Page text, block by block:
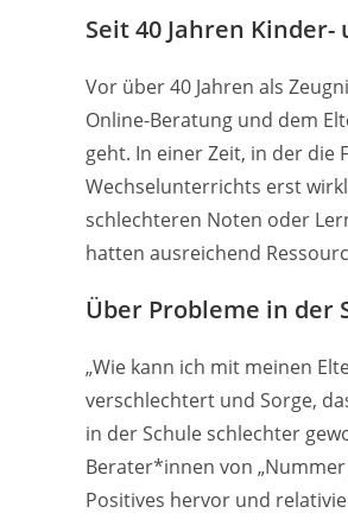
Seit 40 Jahren
Vor über 40 Jahren als
Online-Beratung und dem
geht. In einer Zeit, in der die
Wechselunterrichts erst
schlechteren Noten oder
hatten ausreichend
Über Probleme in der
„Wie kann ich mit meinen
verschlechtert und Sorge,
in der Schule schlechter
Berater*innen von
Positives hervor und